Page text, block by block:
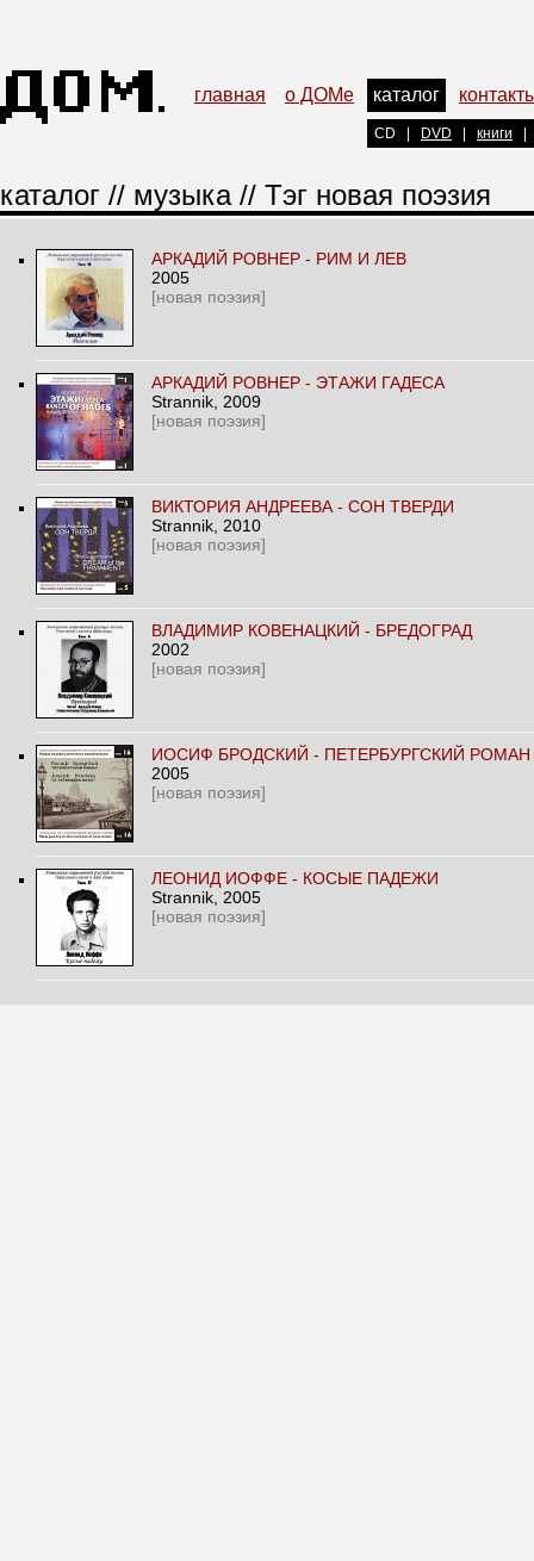
главная о ДОМе каталог
CD DVD книги
каталог // музыка// Тэг новая поэзия
АРКАДИЙ РОВНЕР - РИМ И ЛЕВ
2005
[новая поэзия]
АРКАДИЙ РОВНЕР - ЭТАЖИ ГАДЕСА
Strannik , 2009
[новая поэзия]
ВИКТОРИЯ АНДРЕЕВА - СОН ТВЕРДИ
Strannik , 2010
[новая поэзия]
ВЛАДИМИР КОВЕНАЦКИЙ - БРЕДОГРАД
2002
[новая поэзия]
ИОСИФ БРОДСКИЙ - ПЕТЕРБУРГСКИЙ РОМАН
2005
[новая поэзия]
ЛЕОНИД ИОФФЕ - КОСЫЕ ПАДЕЖИ
Strannik , 2005
[новая поэзия]